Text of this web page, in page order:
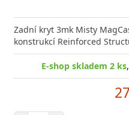
Zadní kryt 3mk Misty
konstrukcí Reinforced
E-shop skladem 2 ks